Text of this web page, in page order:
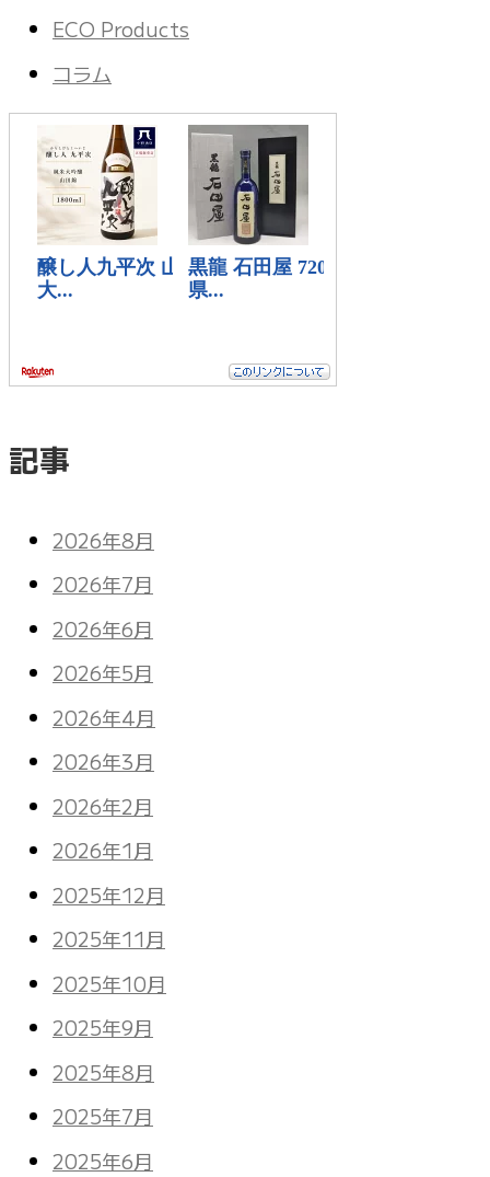
ECO Products
コラム
記事
2026年8月
2026年7月
2026年6月
2026年5月
2026年4月
2026年3月
2026年2月
2026年1月
2025年12月
2025年11月
2025年10月
2025年9月
2025年8月
2025年7月
2025年6月